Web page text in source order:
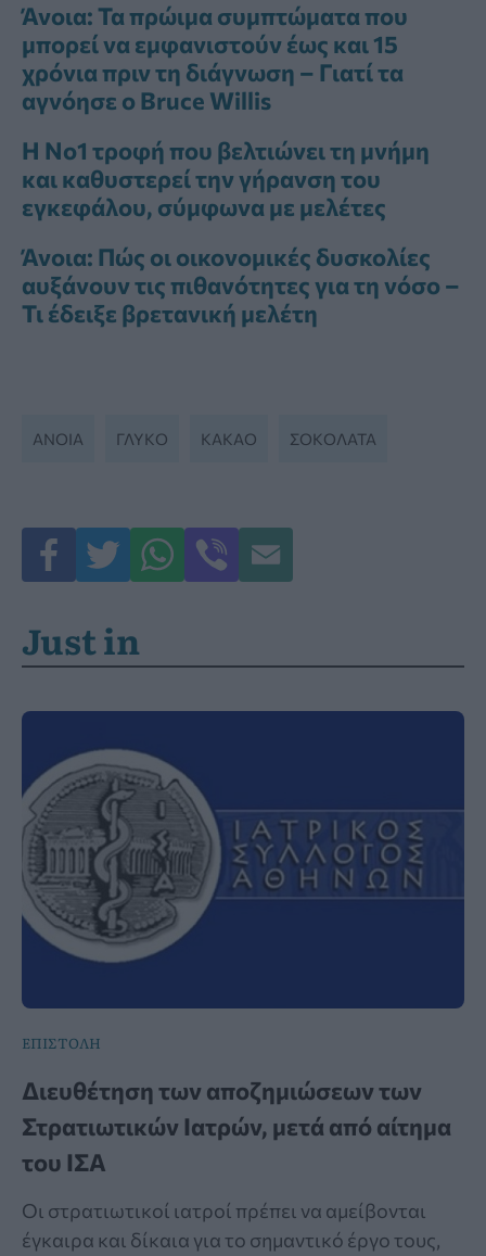
Άνοια: Τα πρώιμα συμπτώματα που
μπορεί να εμφανιστούν έως και 15
χρόνια πριν τη διάγνωση – Γιατί τα
αγνόησε ο Bruce Willis
Η Νο1 τροφή που βελτιώνει τη μνήμη
και καθυστερεί την γήρανση του
εγκεφάλου, σύμφωνα με μελέτες
Άνοια: Πώς οι οικονομικές δυσκολίες
αυξάνουν τις πιθανότητες για τη νόσο –
Τι έδειξε βρετανική μελέτη
ΆΝΟΙΑ ΓΛΥΚΟ ΚΑΚΆΟ ΣΟΚΟΛΆΤΑ
Just in
ΕΠΙΣΤΟΛΗ
Διευθέτηση των αποζημιώσεων των
Στρατιωτικών Ιατρών, μετά από αίτημα
του ΙΣΑ
Οι στρατιωτικοί ιατροί πρέπει να αμείβονται
έγκαιρα και δίκαια για το σημαντικό έργο τους,